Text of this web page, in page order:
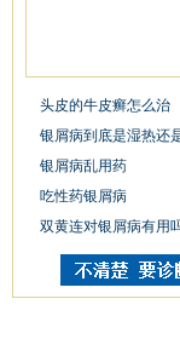
头皮的牛皮癣怎么治
银屑病到底是湿热还
银屑病乱用药
吃性药银屑病
双黄连对银屑病有用